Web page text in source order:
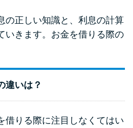
の正しい知識と、利息の計算
いきます。お金を借りる際の
違いは？
借りる際に注目しなくてはい